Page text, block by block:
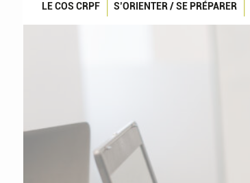
LE COS CRPF S’ORIENTER / SE PRÉPARER